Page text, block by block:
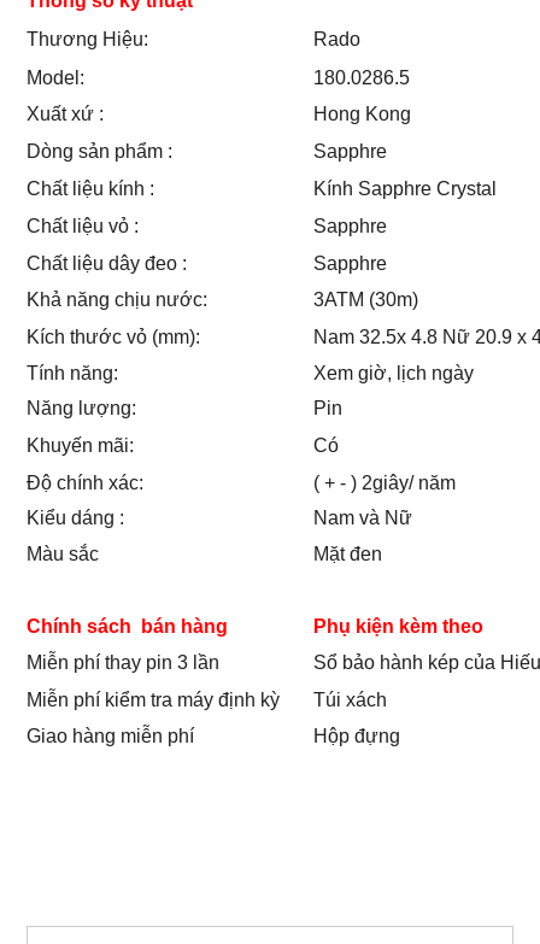
Thương Hiệu:
Rado
Model:
180.0286.5
Xuất xứ :
Hong Kong
Dòng sản phẩm :
Sapphre
Chất liệu kính :
Kính Sapphre Crystal
Chất liệu vỏ :
Sapphre
Chất liệu dây đeo :
Sapphre
Khả năng chịu nước:
3ATM (30m)
Kích thước vỏ (mm):
Nam 32.5x 4.8 Nữ 20.9 x
Tính năng:
Xem giờ, lịch ngày
Năng lượng:
Pin
Khuyến mãi:
Có
Độ chính xác:
( + - ) 2giây/ năm
Kiểu dáng :
Nam và Nữ
Màu sắc
Mặt đen
Chính sách bán hàng
Phụ kiện kèm theo
Miễn phí thay pin 3 lần
Sổ bảo hành kép của
Miễn phí kiểm tra máy định kỳ
Túi xách
Giao hàng miễn phí
Hộp đựng